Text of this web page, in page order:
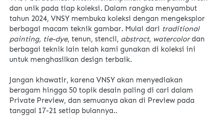
dan unik pada tiap koleksi. Dalam rangka menyambut
tahun 2024, VNSY membuka koleksi dengan mengeksplor
berbagai macam teknik gambar. Mulai dari traditional
painting, tie-dye, tenun, stencil, abstract, watercolor dan
berbagai teknik lain telah kami gunakan di koleksi ini
untuk menghasilkan design terbaik.
Jangan khawatir, karena VNSY akan menyediakan
beragam hingga 50 topik desain paling di cari dalam
Private Preview, dan semuanya akan di Preview pada
tanggal 17-21 setiap bulannya..